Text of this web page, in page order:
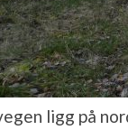
ligg på